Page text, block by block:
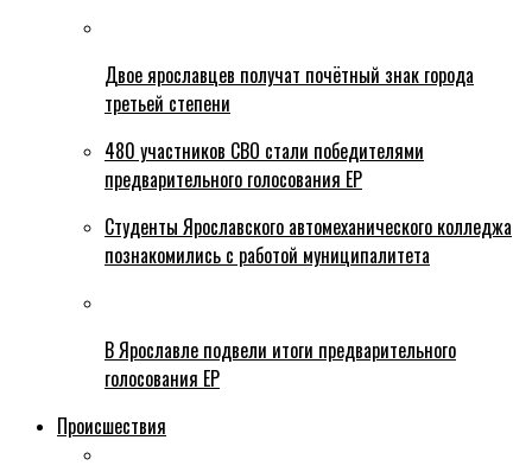
Двое ярославцев получат почётный знак города
третьей степени
480 участников СВО стали победителями
предварительного голосования ЕР
Студенты Ярославского автомеханического колледжа
познакомились с работой муниципалитета
В Ярославле подвели итоги предварительного
голосования ЕР
Происшествия